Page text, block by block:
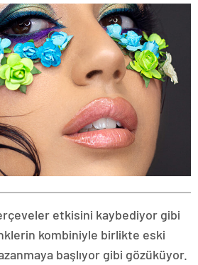
etkisini kaybediyor gibi
kombiniyle birlikte eski
başlıyor gibi gözüküyor.